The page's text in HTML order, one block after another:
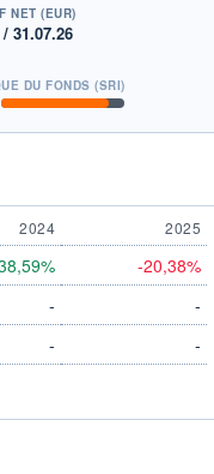
NET (EUR)
31.07.26
DU FONDS (SRI)
2024
2025
-20,38%
- -
- -